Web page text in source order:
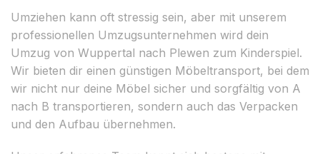
Umziehen kann oft stressig sein, aber mit unserem
professionellen Umzugsunternehmen wird dein
Umzug von Wuppertal nach Plewen zum Kinderspiel.
Wir bieten dir einen günstigen Möbeltransport, bei dem
wir nicht nur deine Möbel sicher und sorgfältig von A
nach B transportieren, sondern auch das Verpacken
und den Aufbau übernehmen.